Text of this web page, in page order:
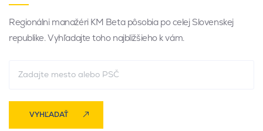
Regionálni manažéri KM Beta pôsobia po celej Slovenskej
republike. Vyhľadajte toho najbližšieho k vám.
VYHĽADAŤ